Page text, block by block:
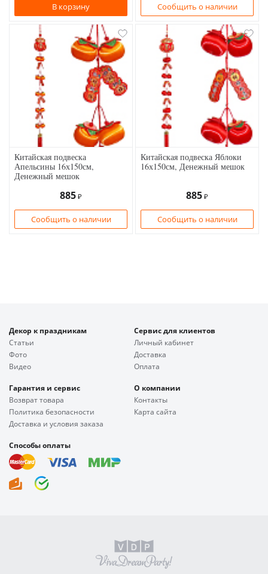
В корзину Сообщить о наличии
Китайская подвеска
Апельсины 16х150см,
Денежный мешок
885 ₽
Сообщить о наличии
Китайская подвеска Яблоки
16х150см, Денежный мешок
885 ₽
Сообщить о наличии
Декор к праздникам
Статьи
Фото
Видео
Сервис для клиентов
Личный кабинет
Доставка
Оплата
Гарантия и сервис
Возврат товара
Политика безопасности
Доставка и условия заказа
О компании
Контакты
Карта сайта
Способы оплаты